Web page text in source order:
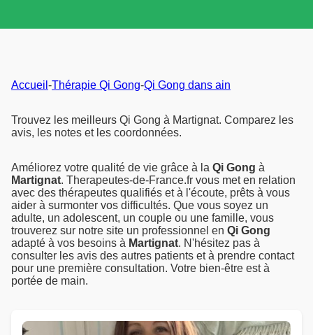
Accueil -Thérapie Qi Gong-Qi Gong dans ain
Trouvez les meilleurs Qi Gong à Martignat. Comparez les
avis, les notes et les coordonnées.
Améliorez votre qualité de vie grâce à la Qi Gong à
Martignat. Therapeutes-de-France.fr vous met en relation
avec des thérapeutes qualifiés et à l'écoute, prêts à vous
aider à surmonter vos difficultés. Que vous soyez un
adulte, un adolescent, un couple ou une famille, vous
trouverez sur notre site un professionnel en Qi Gong
adapté à vos besoins à Martignat. N'hésitez pas à
consulter les avis des autres patients et à prendre contact
pour une première consultation. Votre bien-être est à
portée de main.